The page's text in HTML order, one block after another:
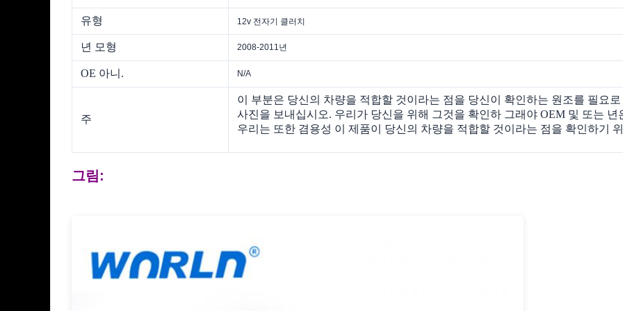
유형 12v 전자기 클러치
년 모형 2008-2011년
OE 아니. N/A
주
이 부분은 당신의 차량을 적합할 것이라는 점을 당신이 확인하는 원조를 필요
사진을 보내십시오. 우리가 당신을 위해 그것을 확인하 그래야 OEM 및 또는
우리는 또한 겸용성 이 제품이 당신의 차량을 적합할 것이라는 점을 확인하기
그림: